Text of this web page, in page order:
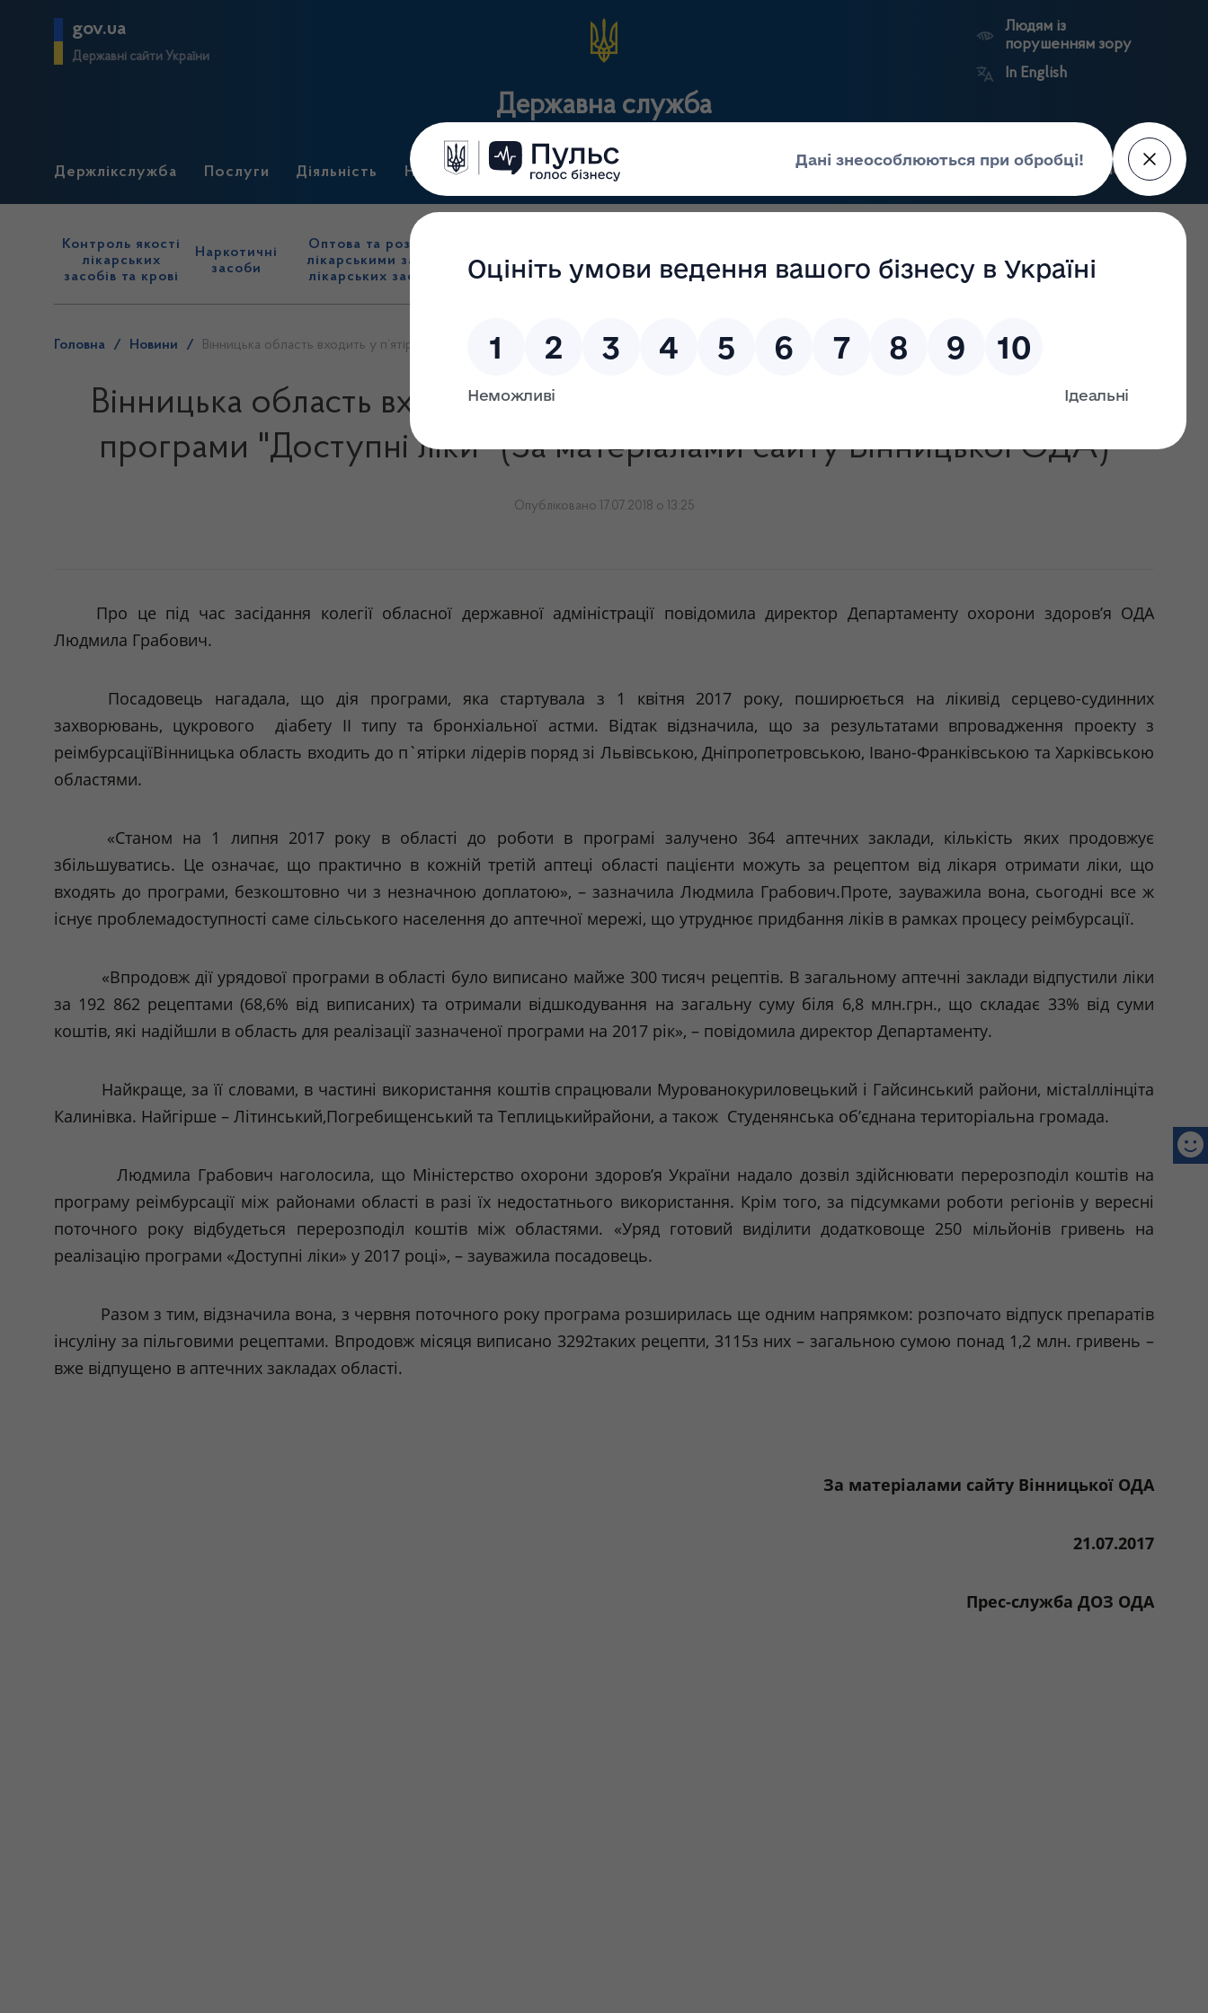
gov.ua
Державні сайти України
Державна служба
Людям із
порушенням зору
In English
Держлікслужба Послуги Діяльність Нормативні документи Для громадськості Прес-центр Пошук
Контроль якості
лікарських
засобів та крові
Наркотичні
засоби
Оптова та роздрібна торгівля
лікарськими засобами, імпорт
лікарських засобів (крім АФІ)
нагляд
(контроль)
засобів, крові та
сертифікація
нагляд
реєстри
портал
Держлікслужби
Головна / Новини / Вінницька область входить у п’ятірку лідерів по Україні у реалізації програми "Доступні ліки" (За матеріалами сайту Вінницької ОДА)
Вінницька область входить у п’ятірку лідерів по Україні у реалізації
програми "Доступні ліки" (За матеріалами сайту Вінницької ОДА)
Опубліковано 17.07.2018 о 13:25
Про це під час засідання колегії обласної державної адміністрації повідомила директор Департаменту охорони здоров’я ОДА
Людмила Грабович.
Посадовець нагадала, що дія програми, яка стартувала з 1 квітня 2017 року, поширюється налікивід серцево-судинних
захворювань, цукрового діабету ІІ типу та бронхіальної астми. Відтак відзначила, що за результатами впровадження проекту з
реімбурсаціїВінницька область входить до п`ятірки лідерів поряд зі Львівською, Дніпропетровською, Івано-Франківською та Харківською
областями.
«Станом на 1 липня 2017 року в області до роботи в програмі залучено 364 аптечних заклади, кількість яких продовжує
збільшуватись. Це означає, що практично в кожній третій аптеці області пацієнти можуть за рецептом від лікаря отримати ліки, що
входять до програми, безкоштовно чи з незначною доплатою», – зазначила Людмила Грабович.Проте, зауважила вона, сьогодні все ж
існує проблемадоступності саме сільського населення до аптечної мережі, що утруднює придбання ліків в рамках процесу реімбурсації.
«Впродовж дії урядової програми в області було виписано майже 300 тисяч рецептів. В загальному аптечні заклади відпустили ліки
за 192 862 рецептами (68,6% від виписаних) та отримали відшкодування на загальну суму біля 6,8 млн.грн., що складає 33% від суми
коштів, які надійшли в область для реалізації зазначеної програми на 2017 рік», – повідомила директор Департаменту.
Найкраще, за її словами, в частині використання коштів спрацювали Мурованокуриловецький і Гайсинський райони, містаІллінціта
Калинівка. Найгірше – Літинський,Погребищенський та Теплицькийрайони, а також Студенянська об’єднана територіальна громада.
Людмила Грабович наголосила, що Міністерство охорони здоров’я України надало дозвіл здійснювати перерозподіл коштів на
програму реімбурсації між районами області в разі їх недостатнього використання. Крім того, за підсумками роботи регіонів у вересні
поточного року відбудеться перерозподіл коштів між областями. «Уряд готовий виділитидодатковоще 250 мільйонів гривень на
реалізацію програми «Доступні ліки» у 2017 році», – зауважила посадовець.
Разом з тим, відзначила вона, з червня поточного року програма розширилась ще одним напрямком: розпочато відпуск препаратів
інсуліну за пільговими рецептами. Впродовж місяця виписано 3292таких рецепти, 3115з них – загальною сумою понад 1,2 млн. гривень –
вже відпущено в аптечних закладах області.
За матеріалами сайту Вінницької ОДА
21.07.2017
Прес-служба ДОЗ ОДА